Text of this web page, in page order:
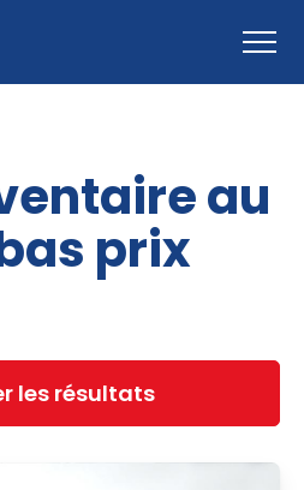
au
prix
les résultats